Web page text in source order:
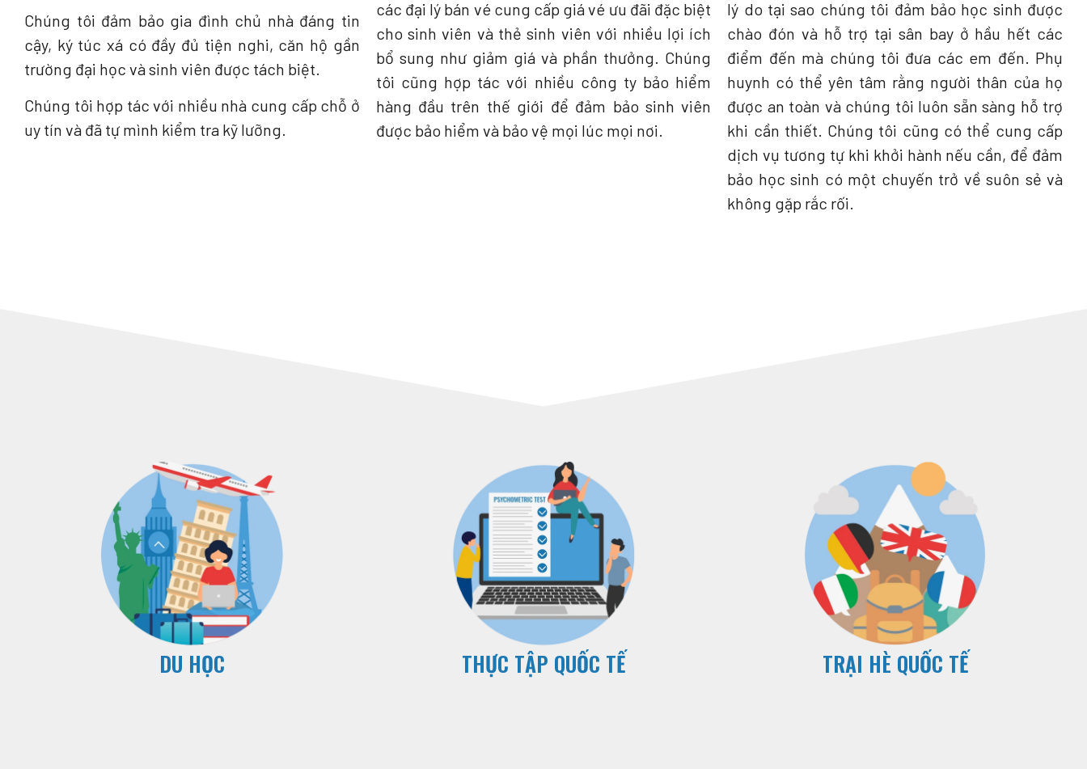
Chúng tôi đảm bảo gia đình chủ nhà đáng tin
cậy, ký túc xá có đầy đủ tiện nghi, căn hộ gần
trường đại học và sinh viên được tách biệt.
Chúng tôi hợp tác với nhiều nhà cung cấp chỗ ở
uy tín và đã tự mình kiểm tra kỹ lưỡng.
các đại lý bán vé cung cấp giá vé ưu đãi đặc biệt
cho sinh viên và thẻ sinh viên với nhiều lợi ích
bổ sung như giảm giá và phần thưởng. Chúng
tôi cũng hợp tác với nhiều công ty bảo hiểm
hàng đầu trên thế giới để đảm bảo sinh viên
được bảo hiểm và bảo vệ mọi lúc mọi nơi.
lý do tại sao chúng tôi đảm bảo học sinh được
chào đón và hỗ trợ tại sân bay ở hầu hết các
điểm đến mà chúng tôi đưa các em đến. Phụ
huynh có thể yên tâm rằng người thân của họ
được an toàn và chúng tôi luôn sẵn sàng hỗ trợ
khi cần thiết. Chúng tôi cũng có thể cung cấp
dịch vụ tương tự khi khởi hành nếu cần, để đảm
bảo học sinh có một chuyến trở về suôn sẻ và
không gặp rắc rối.
DU HỌC THỰC TẬP QUỐC TẾ TRẠI HÈ QUỐC TẾ